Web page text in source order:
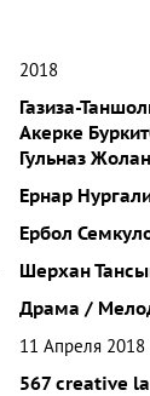
2018
Газиза-
Акерке
Гульназ
Ернар
Ербол
Шерхан
Драма /
11 Апреля 2018
567 creative